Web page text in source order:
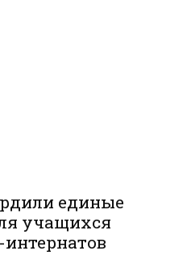
единые
учащихся